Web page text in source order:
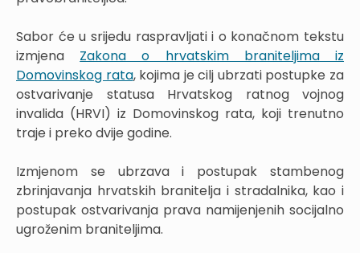
Sabor će u srijedu raspravljati i o konačnom tekstu
izmjena Zakona o hrvatskim braniteljima iz
Domovinskog rata, kojima je cilj ubrzati postupke za
ostvarivanje statusa Hrvatskog ratnog vojnog
invalida (HRVI) iz Domovinskog rata, koji trenutno
traje i preko dvije godine.
Izmjenom se ubrzava i postupak stambenog
zbrinjavanja hrvatskih branitelja i stradalnika, kao i
postupak ostvarivanja prava namijenjenih socijalno
ugroženim braniteljima.